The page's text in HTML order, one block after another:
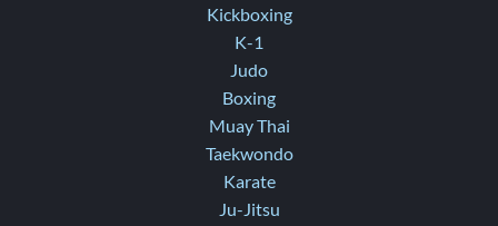
Kickboxing
K-1
Judo
Boxing
Muay Thai
Taekwondo
Karate
Ju-Jitsu